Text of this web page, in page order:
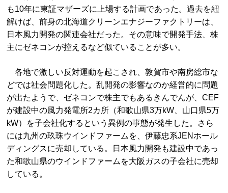
も10年に東証マザーズに上場する計画であった。過去を紐
解けば、前身の北海道クリーンエナジーファクトリーは、
日本風力開発の関連会社だった。その意味で開発手法、株
主にゼネコンが控えるなど似ていることが多い。
各地で激しい反対運動を起こされ、敦賀市や南房総市な
どでは社会問題化した。乱開発の影響なのか経営的に問題
が出たようで、ゼネコンで株主でもあるきんでんが、CEF
が建設中の風力発電所2カ所（和歌山県3万kW、山口県5万
kW）を子会社化するという異例の事態が発生した。さら
には九州の玖珠ウインドファームを、伊藤忠系JENホール
ディングスに売却している。日本風力開発も建設中であっ
た和歌山県のウインドファームを大阪ガスの子会社に売却
している。